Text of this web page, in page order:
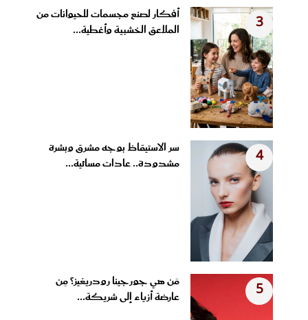
3
أفكار لصنع مجسمات للحيوانات من
الملاعق الخشبية وأغطية...
4
سر الاستيقاظ بوجه مشرق وبشرة
مشدودة.. عادات مسائية...
5
مَن هي جورجينا رودريغيز؟ مِن
عارضة أزياء إلى شريكة...